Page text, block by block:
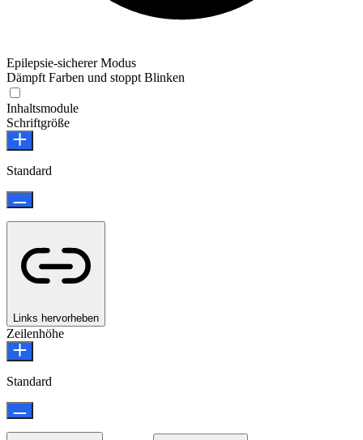
Epilepsie-sicherer Modus
Dämpft Farben und stoppt Blinken
Inhaltsmodule
Schriftgröße
Standard
Links hervorheben
Zeilenhöhe
Standard